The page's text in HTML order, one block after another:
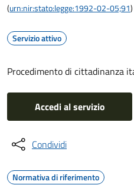
(urn:nir:stato:legge:1992-02-05;91)
Servizio attivo
Procedimento di cittadinanza
Accedi al servizio
Condividi
Normativa di riferimento